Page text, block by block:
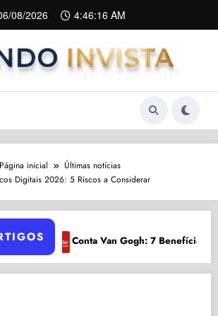
08/2026 4:46:17 AM
Página inicial
Últimas notícias
Digitais 2026: 5 Riscos a Considerar
Benefícios Exclusivos em 2024